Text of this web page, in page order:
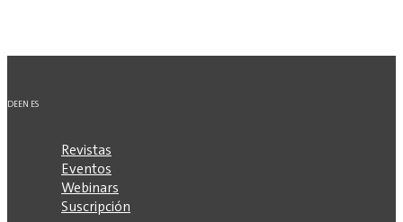
DEEN ES
Revistas
Eventos
Webinars
Suscripción